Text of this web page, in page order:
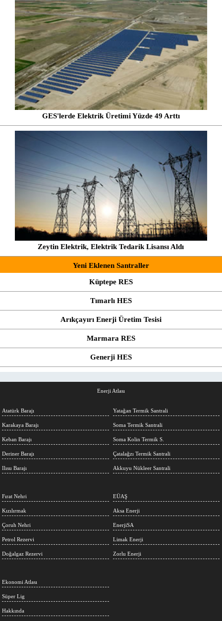
GES'lerde Elektrik Üretimi Yüzde 49 Arttı
Zeytin Elektrik, Elektrik Tedarik Lisansı Aldı
Yeni Eklenen Santraller
Küptepe RES
Tımarlı HES
Arıkçayırı Enerji Üretim Tesisi
Marmara RES
Generji HES
Enerji Atlası
Atatürk Barajı
Karakaya Barajı
Keban Barajı
Deriner Barajı
Ilısu Barajı
Yatağan Termik Santrali
Soma Termik Santrali
Soma Kolin Termik S.
Çatalağzı Termik Santrali
Akkuyu Nükleer Santrali
Fırat Nehri
Kızılırmak
Çoruh Nehri
Petrol Rezervi
Doğalgaz Rezervi
EÜAŞ
Aksa Enerji
EnerjiSA
Limak Enerji
Zorlu Enerji
Ekonomi Atlası
Süper Lig
Hakkında